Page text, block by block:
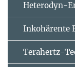
Heterodyn-
Inkohärente
Terahertz-